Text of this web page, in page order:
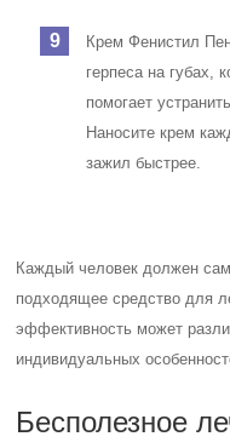
Крем Фенистил
герпеса на губах,
помогает
Наносите крем
зажил быстрее.
Каждый человек должен
подходящее средство для
эффективность может
индивидуальных
Бесполезное